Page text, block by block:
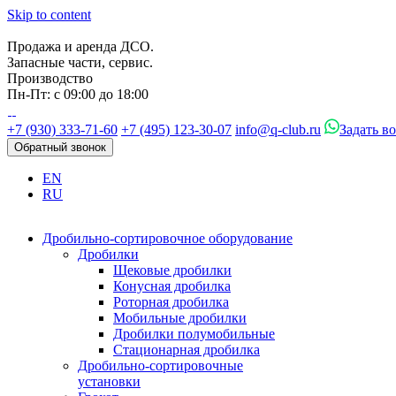
Skip to content
Продажа и аренда ДСО.
Запасные части, сервис.
Производство
Пн-Пт: с 09:00 до 18:00
+7 (930) 333-71-60 +7 (495) 123-30-07 info@q-club.ru Задать
Обратный звонок
EN
RU
Дробильно-сортировочное оборудование
Дробилки
Щековые дробилки
Конусная дробилка
Роторная дробилка
Мобильные дробилки
Дробилки полумобильные
Стационарная дробилка
Дробильно-сортировочные
установки